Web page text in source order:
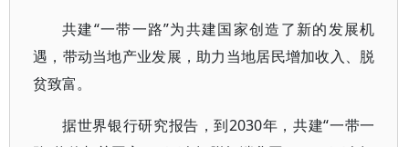
共建“一带一路”为共建国家创造了新的发展机
遇，带动当地产业发展，助力当地居民增加收入、脱
贫致富。
据世界银行研究报告，到2030年，共建“一带一